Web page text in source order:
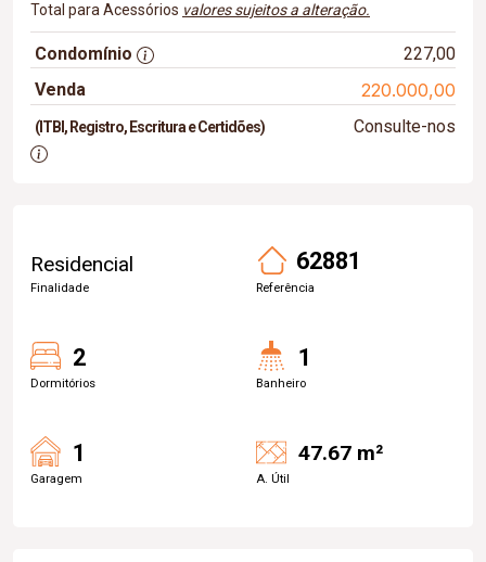
Total para Acessórios valores sujeitos a alteração.
Condomínio
227,00
Venda
220.000,00
(ITBI, Registro, Escritura e Certidões) Consulte-nos
Residencial
Finalidade
62881
Referência
2
Dormitórios
1
Banheiro
1
Garagem
47.67 m²
A. Útil